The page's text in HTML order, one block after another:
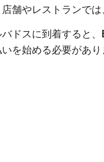
舗やレストランで
ドスに到着すると、
を始める必要があり